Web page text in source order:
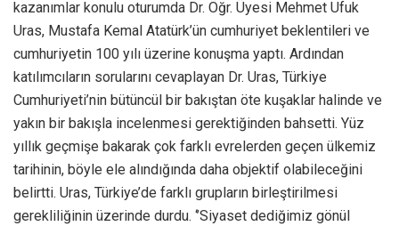
kazanımlar konulu oturumda Dr. Öğr. Üyesi Mehmet Ufuk
Uras, Mustafa Kemal Atatürk’ün cumhuriyet beklentileri ve
cumhuriyetin 100 yılı üzerine konuşma yaptı. Ardından
katılımcıların sorularını cevaplayan Dr. Uras, Türkiye
Cumhuriyeti’nin bütüncül bir bakıştan öte kuşaklar halinde ve
yakın bir bakışla incelenmesi gerektiğinden bahsetti. Yüz
yıllık geçmişe bakarak çok farklı evrelerden geçen ülkemiz
tarihinin, böyle ele alındığında daha objektif olabileceğini
belirtti. Uras, Türkiye’de farklı grupların birleştirilmesi
gerekliliğinin üzerinde durdu. ‘’Siyaset dediğimiz gönül